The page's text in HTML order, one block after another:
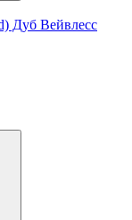
Дуб Вейвлесс